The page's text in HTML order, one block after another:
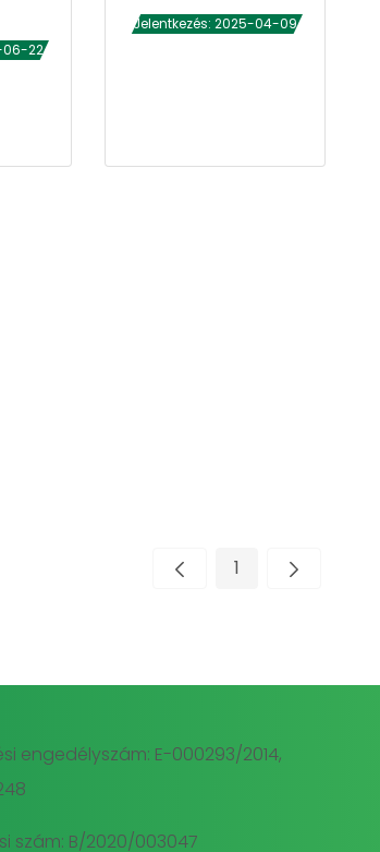
06-22
Jelentkezés: 2025-04-09
Oldal
1
engedélyszám: E-000293/2014,
szám: B/2020/003047